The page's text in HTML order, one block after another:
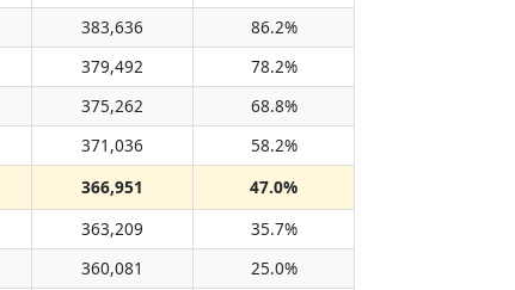
383,636
86.2%
379,492
78.2%
375,262
68.8%
371,036
58.2%
366,951
47.0%
363,209
35.7%
360,081
25.0%